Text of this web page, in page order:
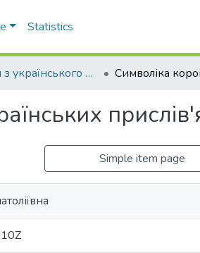
Statistics
Записки з українського мовознавства
Simple item page